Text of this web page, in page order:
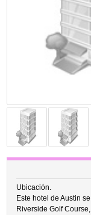
Ubicación.
Este hotel de Austin
Riverside Golf